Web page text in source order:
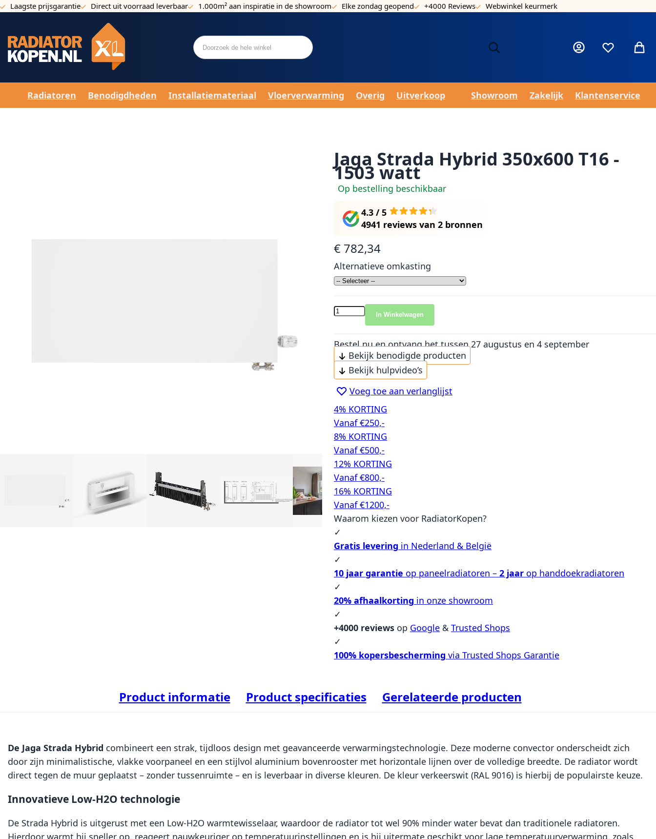
Ga naar de inhoud
Laagste prijsgarantie Direct uit voorraad leverbaar 1.000m² aan inspiratie in de showroom Elke zondag geopend +4000 Reviews Webwinkel keurmerk
Mijn accountVerlanglijst
Radiatoren Benodigdheden Installatiemateriaal Vloerverwarming Overig Uitverkoop Showroom Zakelijk Klantenservice
Jaga Strada Hybrid 350x600 T16 -
1503 watt
Op bestelling beschikbaar
4.3 / 5
4941 reviews van 2 bronnen
€ 782,34
Alternatieve omkasting
In Winkelwagen
Bestel nu en ontvang het tussen 27 augustus en 4 september
Bekijk benodigde producten
Bekijk hulpvideo’s
Voeg toe aan verlanglijst
4% KORTING
Vanaf €250,-
8% KORTING
Vanaf €500,-
12% KORTING
Vanaf €800,-
16% KORTING
Vanaf €1200,-
Waarom kiezen voor RadiatorKopen?
✓
Gratis levering in Nederland & België
✓
10 jaar garantie op paneelradiatoren – 2 jaar op handdoekradiatoren
✓
20% afhaalkorting in onze showroom
✓
+4000 reviews op Google & Trusted Shops
✓
100% kopersbescherming via Trusted Shops Garantie
Product informatie
De Jaga Strada Hybrid combineert een strak, tijdloos design met geavanceerde verwarmingstechnologie. Deze moderne convector onderscheidt zich
door zijn minimalistische, vlakke voorpaneel en een stijlvol aluminium bovenrooster met horizontale lijnen over de volledige breedte. De radiator wordt
direct tegen de muur geplaatst – zonder tussenruimte – en is leverbaar in diverse kleuren. De kleur verkeerswit (RAL 9016) is hierbij de populairste keuze.
Innovatieve Low-H2O technologie
De Strada Hybrid is uitgerust met een Low-H2O warmtewisselaar, waardoor de radiator tot wel 90% minder water bevat dan traditionele radiatoren.
Product specificaties Gerelateerde producten